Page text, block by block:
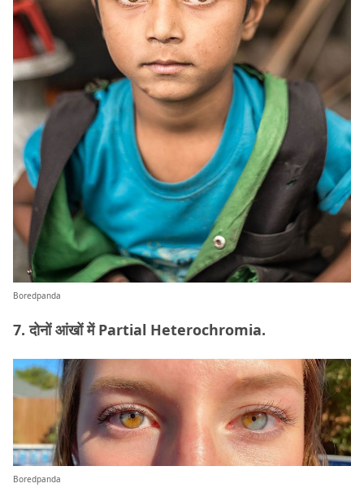
Boredpanda
7. दोनों आंखों में Partial Heterochromia.
Boredpanda